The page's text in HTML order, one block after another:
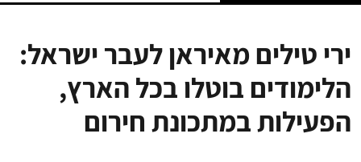
ירי טילים מאיראן לעבר ישראל:
הלימודים בוטלו בכל הארץ,
הפעילות במתכונת חירום